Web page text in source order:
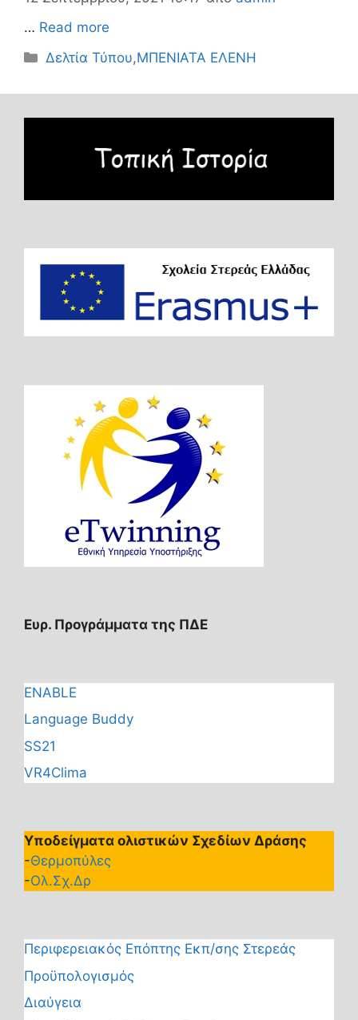
… Read more
Κατηγορίες
Δελτία Τύπου,ΜΠΕΝΙΑΤΑ ΕΛΕΝΗ
Ευρ. Προγράμματα της ΠΔΕ
ENABLE
Language Buddy
SS21
VR4Clima
Υποδείγματα ολιστικών Σχεδίων Δράσης
-Θερμοπύλες
-Ολ.Σχ.Δρ
Περιφερειακός Επόπτης Εκπ/σης Στερεάς
Προϋπολογισμός
Διαύγεια